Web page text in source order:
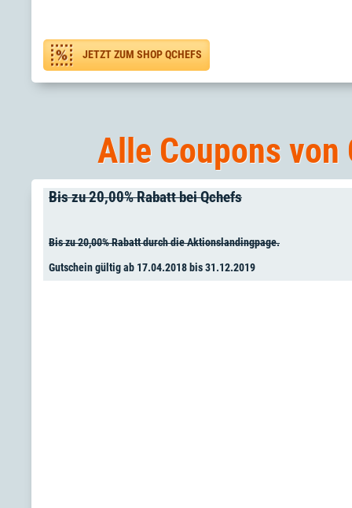
JETZT ZUM SHOP QCHEFS
Alle Coupons
Bis zu 20,00% Rabatt bei Qchefs
Bis zu 20,00% Rabatt durch die Aktionslandingpage.
Gutschein gültig ab 17.04.2018 bis 31.12.2019